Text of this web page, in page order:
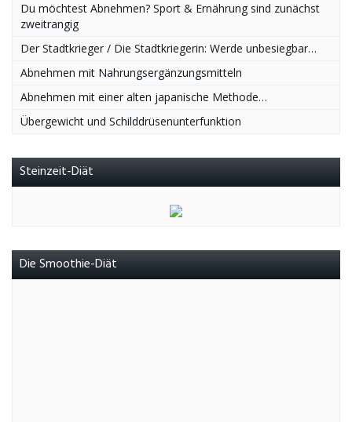
Du möchtest Abnehmen? Sport & Ernährung sind zunächst
zweitrangig
Der Stadtkrieger / Die Stadtkriegerin: Werde unbesiegbar…
Abnehmen mit Nahrungsergänzungsmitteln
Abnehmen mit einer alten japanische Methode…
Übergewicht und Schilddrüsenunterfunktion
Steinzeit-Diät
Die Smoothie-Diät